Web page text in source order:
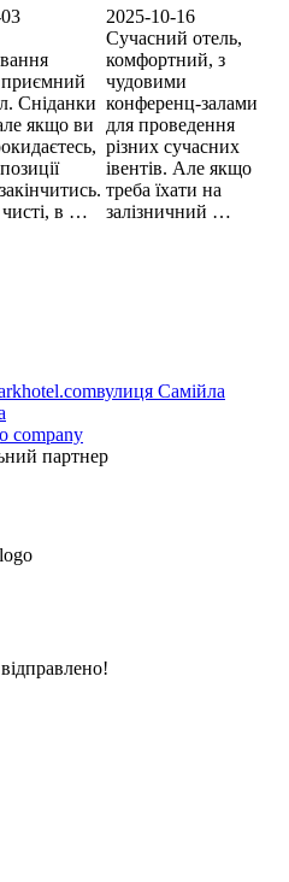
Сніданки
якщо ви
в …
2025-10-16
Сучасний отель,
комфортний, з
чудовими
конференц-залами
для проведення
різних сучасних
івентів. Але якщо
треба їхати на
залізничний …
вулиця Самійла
партнер